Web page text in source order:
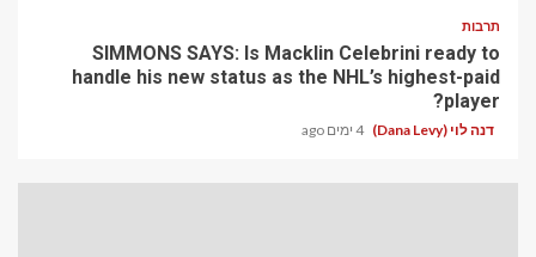
תרבות
SIMMONS SAYS: Is Macklin Celebrini ready to
handle his new status as the NHL’s highest-paid
player?
דנה לוי (Dana Levy) 4 ימים ago